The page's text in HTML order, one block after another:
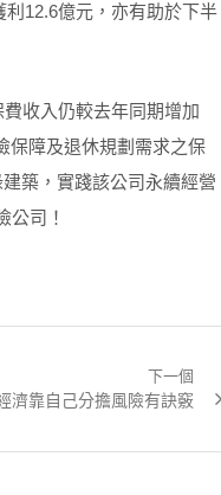
12.6億元，亦有助於下半
收入仍較去年同期增加
保障及退休規劃需求之保
築，實踐該公司永續經營
公司！
下一個
濟靠自己分擔風險有訣竅